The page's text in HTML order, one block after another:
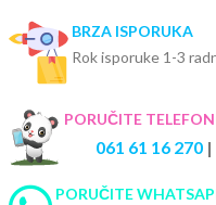
BRZA ISPORUKA
Rok isporuke 1-3
PORUČITE
061 61 16 270 |
PORUČITE